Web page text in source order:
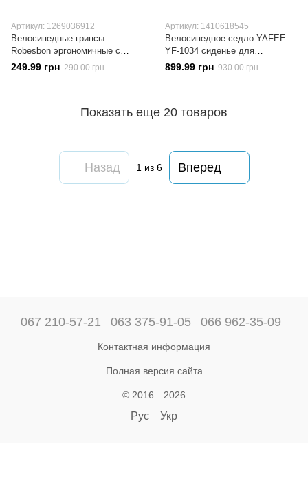
Артикул: 1269036912
Велосипедные грипсы
Robesbon эргономичные с
замками ручки на руль вело
249.99 грн 290.00 грн
Артикул: 1410618545
Велосипедное седло YAFEE
YF-1034 сиденье для
велосипеда 280x160 Black-Red
899.99 грн 930.00 грн
Показать еще 20 товаров
Назад 1 из 6 Вперед
067 210-57-21 063 375-91-05 066 962-35-09
Контактная информация
Полная версия сайта
© 2016—2026
Рус Укр